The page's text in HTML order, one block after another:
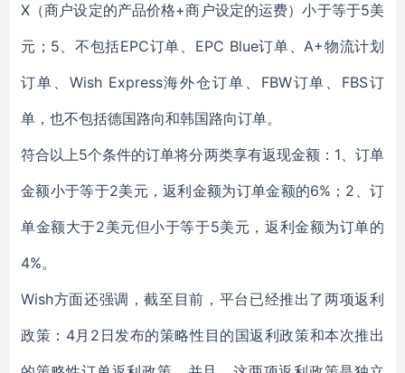
X（商户设定的产品价格+商户设定的运费）小于等于5美
元； 5、不包括EPC订单、EPC Blue订单、A+物流计划
订单、Wish Express海外仓订单、FBW订单、FBS订
单，也不包括德国路向和韩国路向订单。
符合以上5个条件的订单将分两类享有返现金额：1、 订单
金额小于等于2美元，返利金额为订单金额的6%；2、订
单金额大于2美元但小于等于5美元，返利金额为订单的
4%。
Wish方面还强调，截至目前， 平台已经推出了两项返利
政策：4月2日发布的策略性目的国返利政策和本次推出